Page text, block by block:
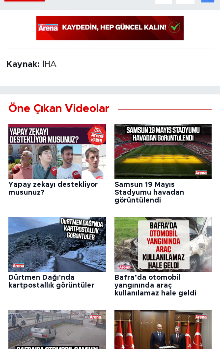
Kaynak: İHA
Öne Çıkan Videolar
Yapay zekayı destekliyor
musunuz?
Samsun 19 Mayıs
Stadyumu havadan
görüntülendi
Dürtmen Dağı'nda
kartpostallık görüntüler
Bafra’da otomobil
yangınında araç
kullanılamaz hale geldi